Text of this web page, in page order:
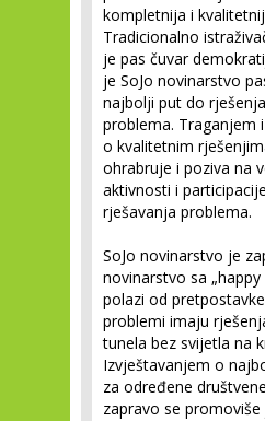
kompletnija i
Tradicionalno
je pas čuvar
je SoJo novinarstvo
najbolji put do
problema. Traganjem
o kvalitetnim
ohrabruje i poziva na
aktivnosti i
rješavanja problema.
SoJo novinarstvo je
novinarstvo sa
polazi od
problemi imaju
tunela bez svijetla na
Izvještavanjem o
za određene
zapravo se promoviše